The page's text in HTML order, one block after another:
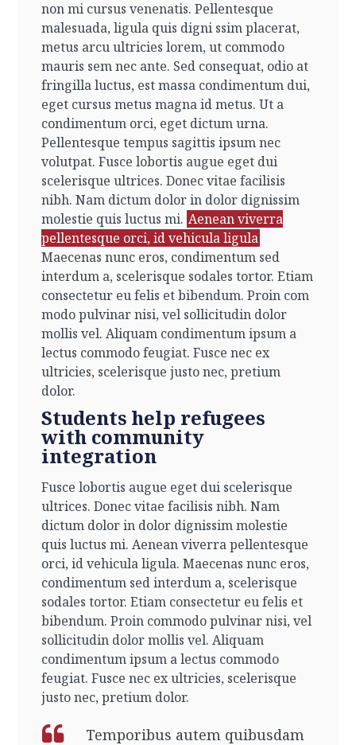
non mi cursus venenatis. Pellentesque
malesuada, ligula quis digni ssim placerat,
metus arcu ultricies lorem, ut commodo
mauris sem nec ante. Sed consequat, odio at
fringilla luctus, est massa condimentum dui,
eget cursus metus magna id metus. Ut a
condimentum orci, eget dictum urna.
Pellentesque tempus sagittis ipsum nec
volutpat. Fusce lobortis augue eget dui
scelerisque ultrices. Donec vitae facilisis
nibh. Nam dictum dolor in dolor dignissim
molestie quis luctus mi. Aenean viverra
pellentesque orci, id vehicula ligula
Maecenas nunc eros, condimentum sed
interdum a, scelerisque sodales tortor. Etiam
consectetur eu felis et bibendum. Proin com
modo pulvinar nisi, vel sollicitudin dolor
mollis vel. Aliquam condimentum ipsum a
lectus commodo feugiat. Fusce nec ex
ultricies, scelerisque justo nec, pretium
dolor.
Students help refugees
with community
integration
Fusce lobortis augue eget dui scelerisque
ultrices. Donec vitae facilisis nibh. Nam
dictum dolor in dolor dignissim molestie
quis luctus mi. Aenean viverra pellentesque
orci, id vehicula ligula. Maecenas nunc eros,
condimentum sed interdum a, scelerisque
sodales tortor. Etiam consectetur eu felis et
bibendum. Proin commodo pulvinar nisi, vel
sollicitudin dolor mollis vel. Aliquam
condimentum ipsum a lectus commodo
feugiat. Fusce nec ex ultricies, scelerisque
justo nec, pretium dolor.
Temporibus autem quibusdam